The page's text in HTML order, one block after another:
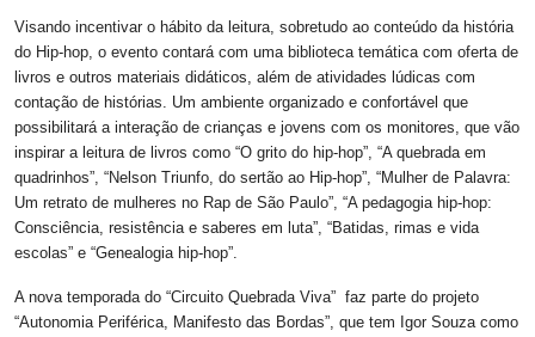
Visando incentivar o hábito da leitura, sobretudo ao conteúdo da história
do Hip-hop, o evento contará com uma biblioteca temática com oferta de
livros e outros materiais didáticos, além de atividades lúdicas com
contação de histórias. Um ambiente organizado e confortável que
possibilitará a interação de crianças e jovens com os monitores, que vão
inspirar a leitura de livros como “O grito do hip-hop”, “A quebrada em
quadrinhos”, “Nelson Triunfo, do sertão ao Hip-hop”, “Mulher de Palavra:
Um retrato de mulheres no Rap de São Paulo”, “A pedagogia hip-hop:
Consciência, resistência e saberes em luta”, “Batidas, rimas e vida
escolas” e “Genealogia hip-hop”.
A nova temporada do “Circuito Quebrada Viva” faz parte do projeto
“Autonomia Periférica, Manifesto das Bordas”, que tem Igor Souza como